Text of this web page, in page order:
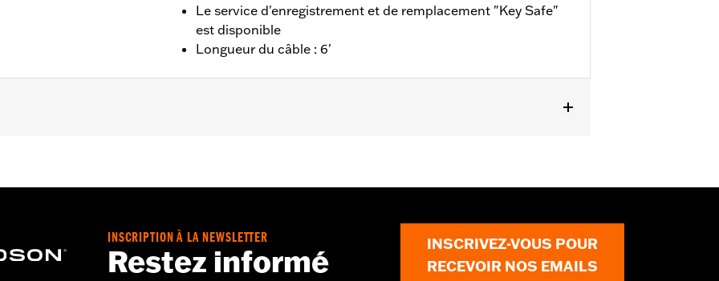
Le service d'enregistrement et de remplacement "Key Safe"
est disponible
Longueur du câble : 6'
d'extrémité orange et programme d'enregistrement et de remplacement de 2 clés de style
d'utiliser la moto. Oublier de retirer le verrou risque de provoquer des blessures graves, voire
INSCRIPTION À LA NEWSLETTER
Restez informé
INSCRIVEZ-VOUS POUR
RECEVOIR NOS EMAILS